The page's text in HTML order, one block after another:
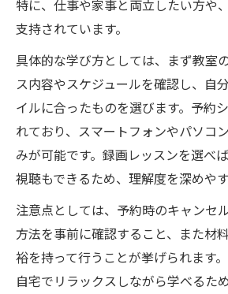
特に、仕事や家事と両立したい方や
支持されています。
具体的な学び方としては、まず教室
ス内容やスケジュールを確認し、自
イルに合ったものを選びます。予約
れており、スマートフォンやパソコ
みが可能です。録画レッスンを選べ
視聴もできるため、理解度を深めやす
注意点としては、予約時のキャンセ
方法を事前に確認すること、また材
裕を持って行うことが挙げられます
自宅でリラックスしながら学べるた